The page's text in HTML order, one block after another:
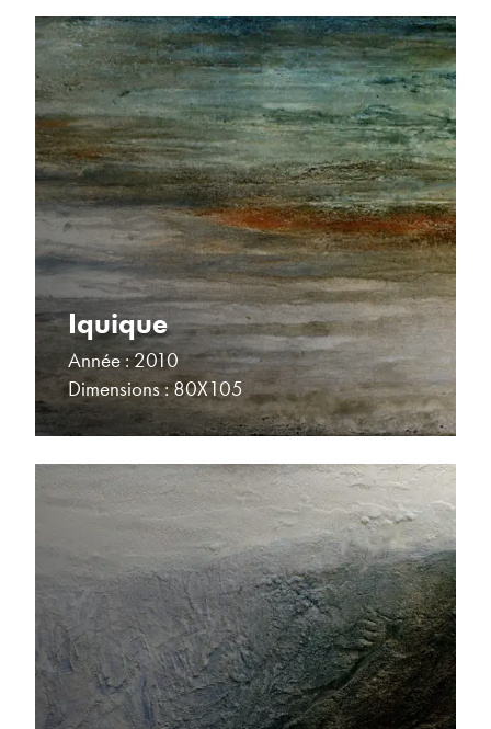
Iquique
Année : 2010
Dimensions : 80X105